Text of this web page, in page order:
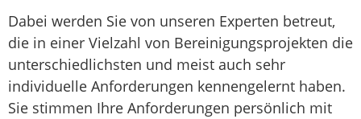
Dabei werden Sie von unseren Experten betreut,
die in einer Vielzahl von Bereinigungsprojekten die
unterschiedlichsten und meist auch sehr
individuelle Anforderungen kennengelernt haben.
Sie stimmen Ihre Anforderungen persönlich mit